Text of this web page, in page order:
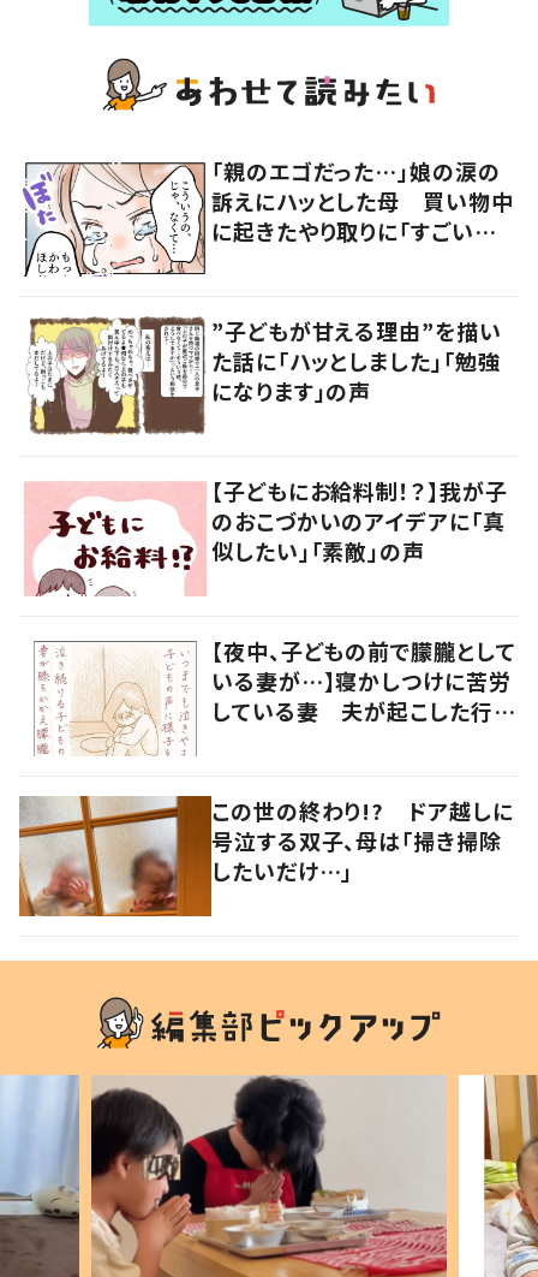
「親のエゴだった…」娘の涙の
訴えにハッとした母 買い物中
に起きたやり取りに「すごい分
”子どもが甘える理由”を描い
た話に「ハッとしました」「勉強
になります」の声
【子どもにお給料制！？】我が子
のおこづかいのアイデアに「真
似したい」「素敵」の声
【夜中、子どもの前で朦朧として
いる妻が…】寝かしつけに苦労
している妻 夫が起こした行動
この世の終わり!? ドア越しに
号泣する双子、母は「掃き掃除
したいだけ…」